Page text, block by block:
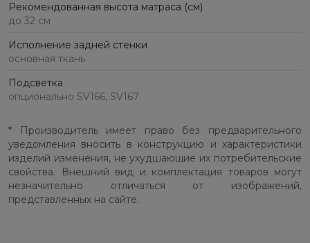
Рекомендованная высота матраса (см)
до 32 см
Исполнение задней стенки
основная ткань
Подсветка
опционально SV166, SV167
* Производитель имеет право без предварительного
уведомления вносить в конструкцию и характеристики
изделий изменения, не ухудшающие их потребительские
свойства. Внешний вид и комплектация товаров могут
незначительно отличаться от изображений,
представленных на сайте.